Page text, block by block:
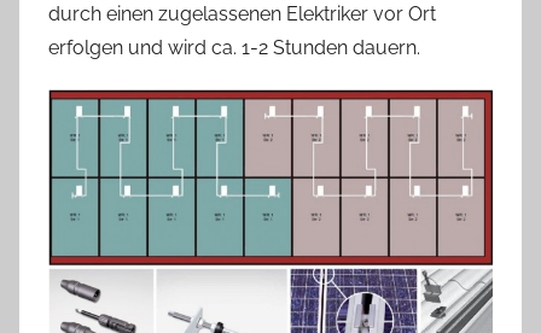
durch einen zugelassenen Elektriker vor Ort
erfolgen und wird ca. 1-2 Stunden dauern.